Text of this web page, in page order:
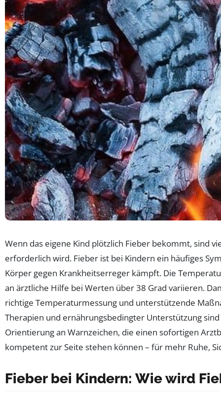
Wenn das eigene Kind plötzlich Fieber bekommt, sind
erforderlich wird. Fieber ist bei Kindern ein häufiges
Körper gegen Krankheitserreger kämpft. Die
an ärztliche Hilfe bei Werten über 38 Grad variieren.
richtige Temperaturmessung und unterstützende
Therapien und ernährungsbedingter Unterstützung
Orientierung an Warnzeichen, die einen sofortigen
kompetent zur Seite stehen können – für mehr Ruhe,
Fieber bei Kindern: Wie wird